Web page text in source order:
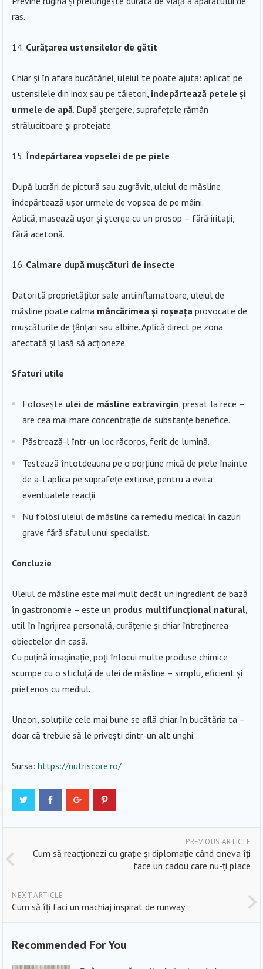
ras.
Curățarea ustensilelor de gătit
Chiar și în afara bucătăriei, uleiul te poate ajuta: aplicat pe
ustensilele din inox sau pe tăietori,îndepărtează petele și
urmele de apă. După ștergere, suprafețele rămân
strălucitoare și protejate.
Îndepărtarea vopselei de pe piele
După lucrări de pictură sau zugrăvit, uleiul de măsline
îndepărtează ușor urmele de vopsea de pe mâini.
Aplică, masează ușor și șterge cu un prosop – fără iritații,
fără acetonă.
Calmare după mușcături de insecte
Datorită proprietăților sale antiinflamatoare, uleiul de
măsline poate calma mâncărimea și roșeața provocate de
mușcăturile de țânțari sau albine. Aplică direct pe zona
afectată și lasă să acționeze.
Sfaturi utile
Folosește ulei de măsline extravirgin , presat la rece –
are cea mai mare concentrație de substanțe benefice.
Păstrează-l într-un loc răcoros, ferit de lumină.
Testează întotdeauna pe o porțiune mică de piele înainte
de a-l aplica pe suprafețe extinse, pentru a evita
eventualele reacții.
Nu folosi uleiul de măsline ca remediu medical în cazuri
grave fără sfatul unui specialist.
Concluzie
Uleiul de măsline este mai mult decât un ingredient de bază
în gastronomie – este un produs multifuncțional natural
util în îngrijirea personală, curățenie și chiar întreținerea
obiectelor din casă.
Cu puțină imaginație, poți înlocui multe produse chimice
scumpe cu o sticluță de ulei de măsline – simplu, eficient și
prietenos cu mediul.
Uneori, soluțiile cele mai bune se află chiar în bucătăria ta –
doar că trebuie să le privești dintr-un alt unghi.
Sursa:https://nutriscore.ro/
PREVIOUS ARTICLE
Cum să reacționezi cu grație și diplomație când cineva îți
face un cadou care nu-ți place
NEXT ARTICLE
Cum să îți faci un machiaj inspirat de runway
Recommended For You